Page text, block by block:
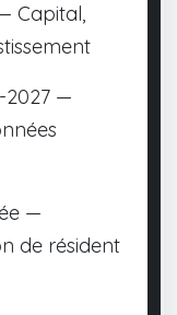
Capital,
2027 —
—
de résident